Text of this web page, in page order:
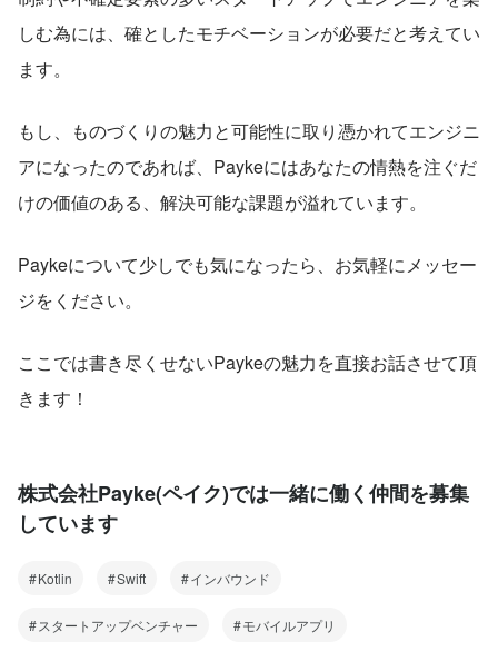
しむ為には、確としたモチベーションが必要だと考えてい
ます。
もし、ものづくりの魅力と可能性に取り憑かれてエンジニ
アになったのであれば、Paykeにはあなたの情熱を注ぐだ
けの価値のある、解決可能な課題が溢れています。
Paykeについて少しでも気になったら、お気軽にメッセー
ジをください。
ここでは書き尽くせないPaykeの魅力を直接お話させて頂
きます！
株式会社Payke(ペイク)では一緒に働く仲間を募集
しています
Kotlin Swift インバウンド
スタートアップベンチャー モバイルアプリ